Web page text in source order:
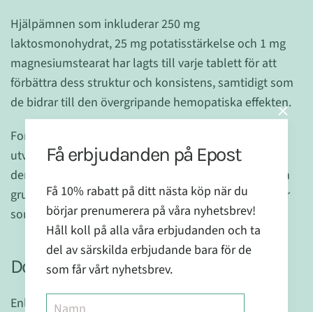
Hjälpämnen som inkluderar 250 mg
laktosmonohydrat, 25 mg potatisstärkelse och 1 mg
magnesiumstearat har lagts till varje tablett för att
förbättra dess struktur och konsistens, samtidigt som
de bidrar till den övergripande hemopatiska effekten.
Fortakehl D5 är resultatet av flera års forskning och
utveckling inom homeopatiska läkemedel. Vi tror på
den naturliga kraften hos homeopati, och detta är en
grundläggande del av vår filosofi att skapa produkter
som främjar bättre hälsa och välbefinnande för alla.
Dosering:
Enligt rekommendation föreskriven av terapeut.
Få erbjudanden på Epost
Få 10% rabatt på ditt nästa köp när du
börjar prenumerera på våra nyhetsbrev!
Håll koll på alla våra erbjudanden och ta
del av särskilda erbjudande bara för de
som får vårt nyhetsbrev.